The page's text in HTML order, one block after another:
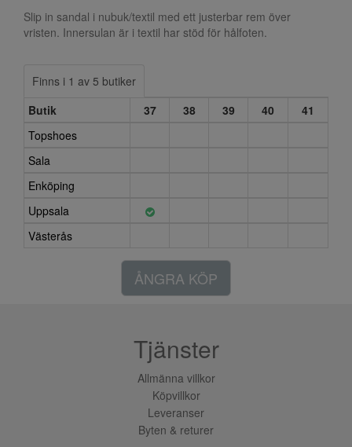
Slip in sandal i nubuk/textil med ett justerbar rem över
vristen. Innersulan är i textil har stöd för hålfoten.
Finns i 1 av 5 butiker
Butik
37 38 39 40
41
Topshoes
Sala
Enköping
Uppsala
Västerås
ÅNGRA KÖP
Tjänster
Allmänna villkor
Köpvillkor
Leveranser
Byten & returer